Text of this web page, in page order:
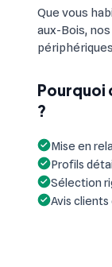
Que vous
aux-Bois,
Pourquoi
?
Mise en
Profils
Sélection
Avis